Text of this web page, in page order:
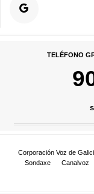
TELÉFONO
Corporación Voz de
Sondaxe
Canalvoz